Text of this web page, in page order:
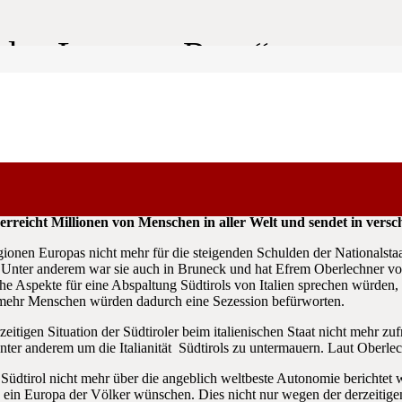
„Los von Rom“
Millionen von Menschen in aller Welt und sendet in
Europas nicht mehr für die steigenden Schulden der
anderem war sie auch in Bruneck und hat Efrem Oberlechner
Aspekte für eine Abspaltung Südtirols von Italien sprechen
Menschen würden dadurch eine Sezession befürworten.
Situation der Südtiroler beim italienischen Staat nicht mehr
anderem um die Italianität Südtirols zu untermauern. Laut
Südtirol nicht mehr über die angeblich weltbeste Autonomie
Europa der Völker wünschen. Dies nicht nur wegen der